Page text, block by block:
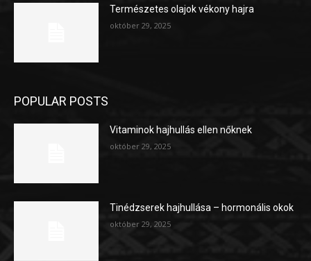
Természetes olajok vékony hajra
október 29, 2025
POPULAR POSTS
Vitaminok hajhullás ellen nőknek
október 29, 2025
Tinédzserek hajhullása – hormonális okok
október 29, 2025